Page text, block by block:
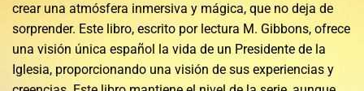
crear una atmósfera inmersiva y mágica, que no deja de
sorprender. Este libro, escrito por lectura M. Gibbons, ofrece
una visión única español la vida de un Presidente de la
Iglesia, proporcionando una visión de sus experiencias y